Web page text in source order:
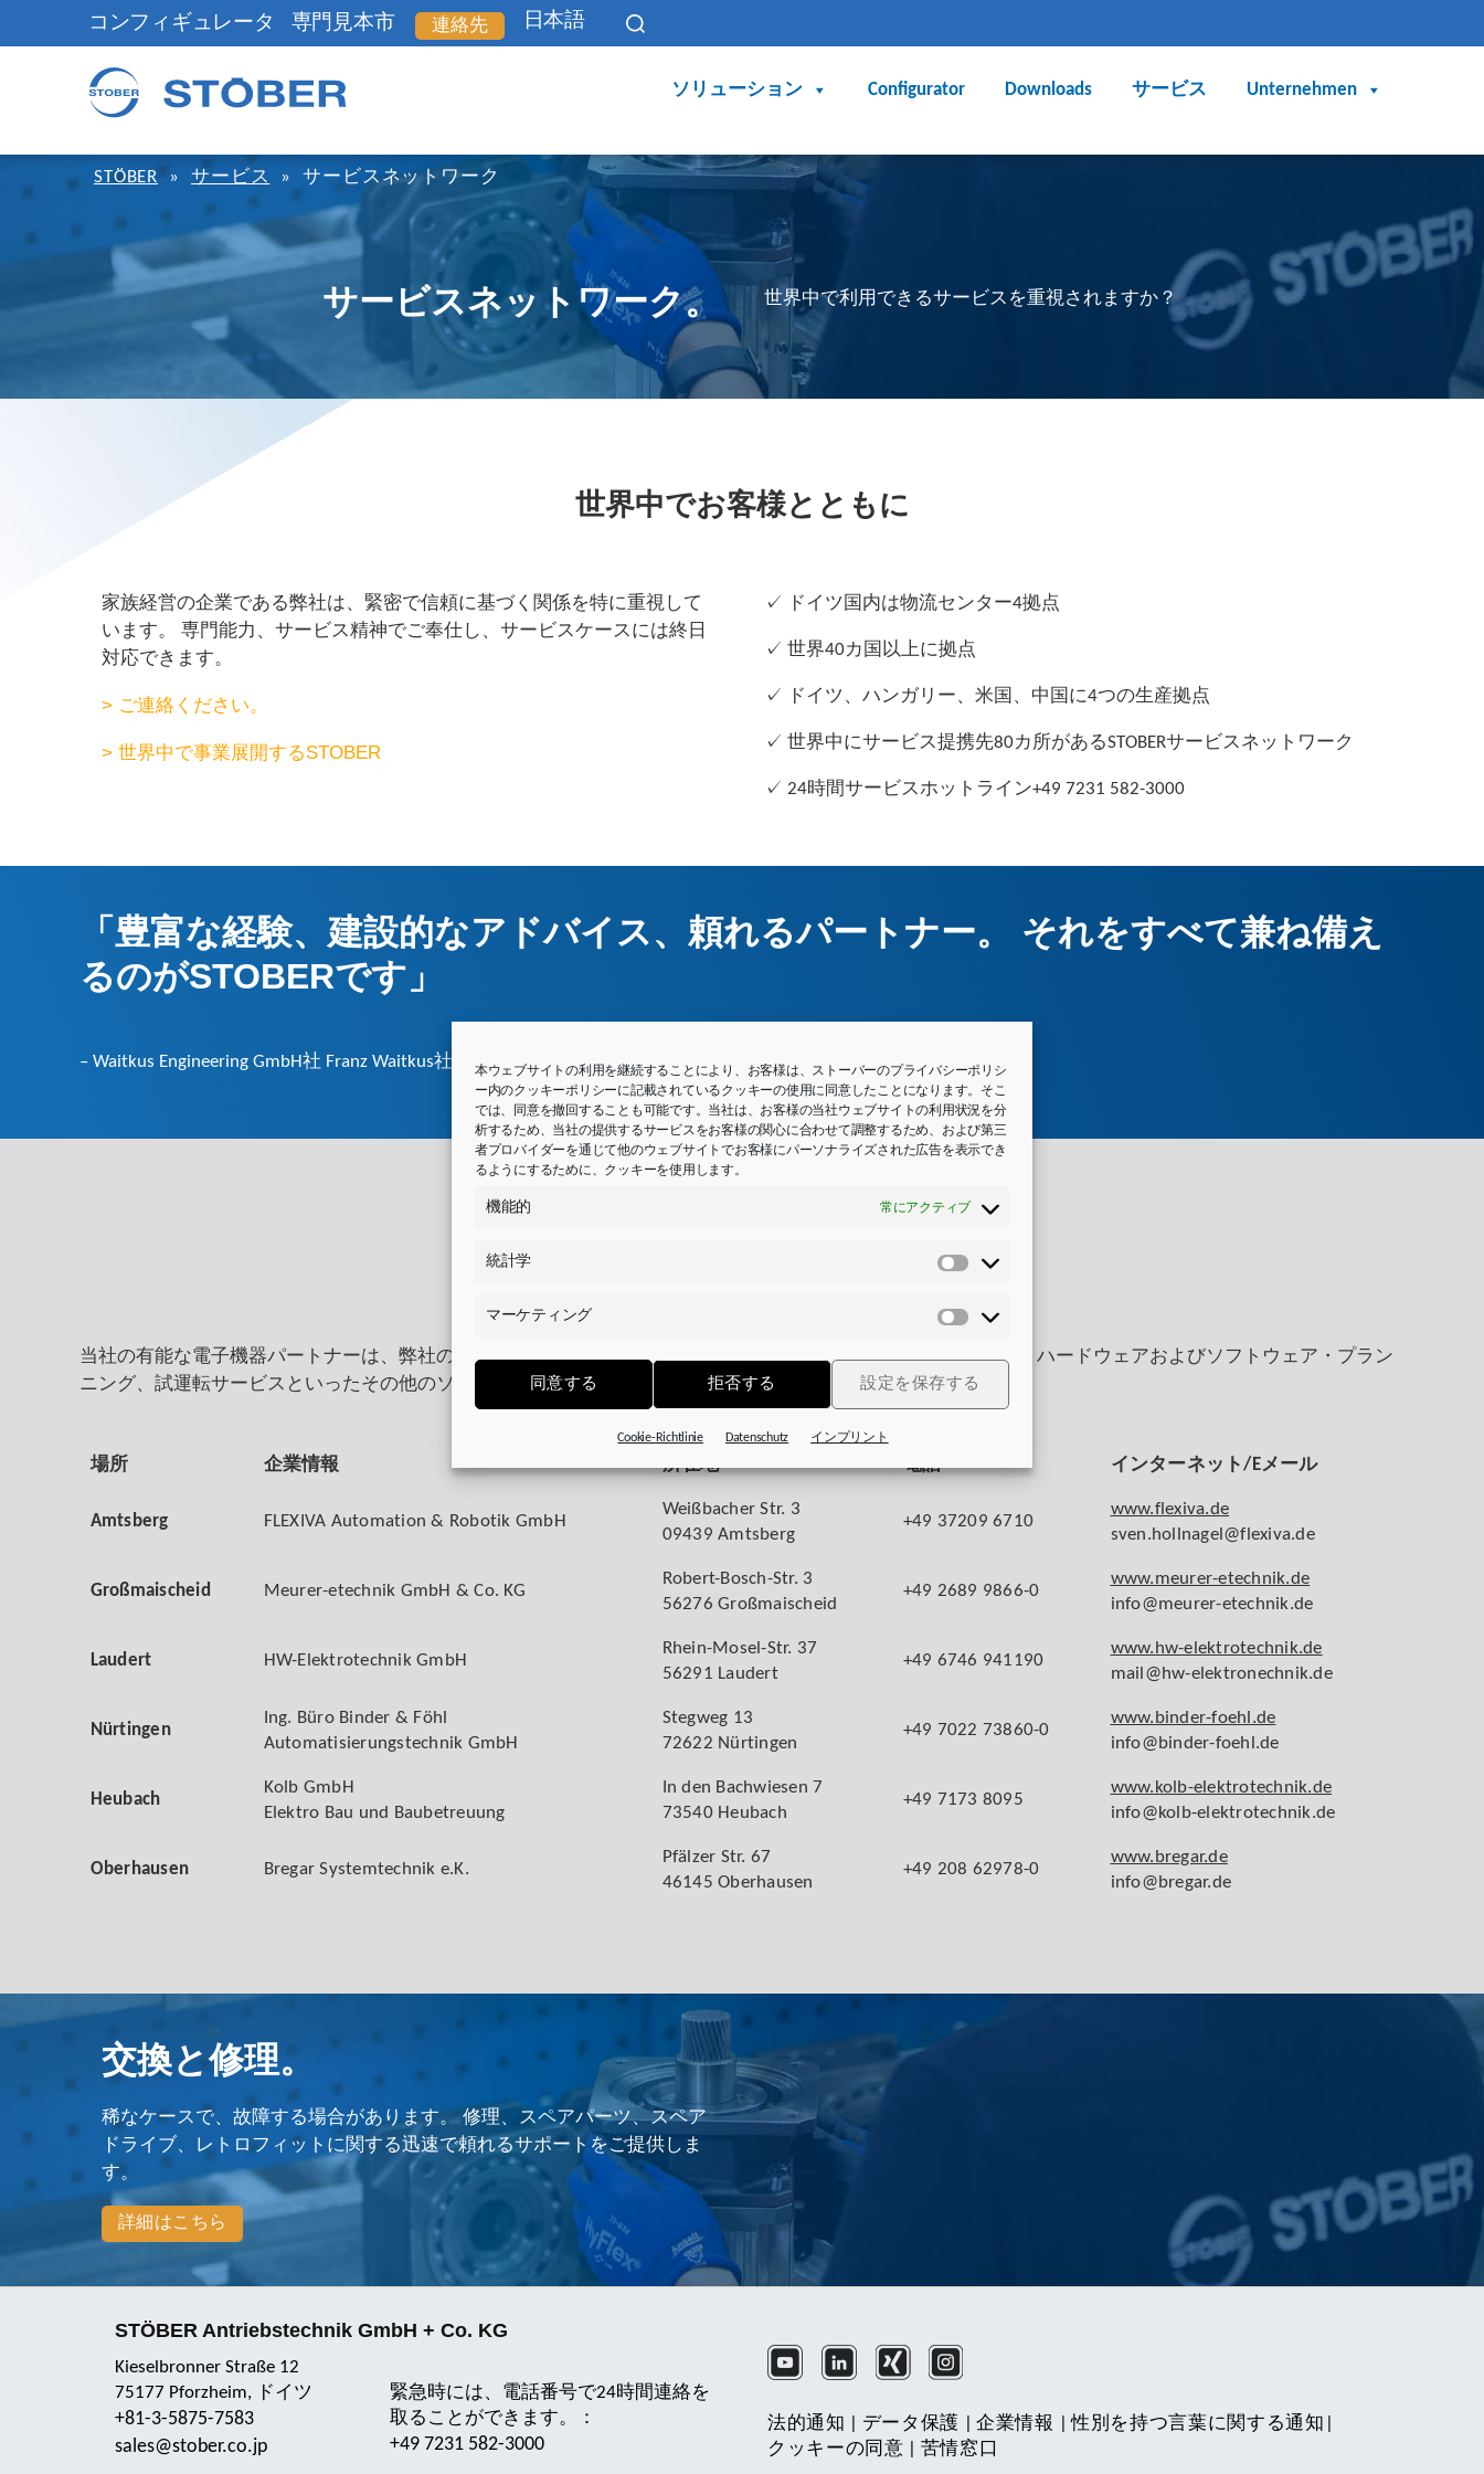
本ウェブサイトの利用を継続することにより、お客様は、ストーバーのプライバシーポリシ
ー内のクッキーポリシーに記載されているクッキーの使用に同意したことになります。そこ
では、同意を撤回することも可能です。当社は、お客様の当社ウェブサイトの利用状況を分
析するため、当社の提供するサービスをお客様の関心に合わせて調整するため、および第三
者プロバイダーを通じて他のウェブサイトでお客様にパーソナライズされた広告を表示でき
るようにするために、クッキーを使用します。
機能的 常にアクティブ
統計学
学
マーケティング
ケ
テ
グ
同意する 拒否する 設定を保存する
Cookie-Richtlinie Datenschutz インプリント
コンフィギュレータ 専門見本市 連絡先 日本語
ソリューション Configurator Downloads サービス Unternehmen
STÖBER » サービス » サービスネットワーク
サービスネットワーク。 世界中で利用できるサービスを重視されますか？
世界中でお客様とともに
家族経営の企業である弊社は、緊密で信頼に基づく関係を特に重視して
います。 専門能力、サービス精神でご奉仕し、サービスケースには終日
対応できます。
> ご連絡ください。
> 世界中で事業展開するSTOBER
✓ ドイツ国内は物流センター4拠点
✓ 世界40カ国以上に拠点
✓ ドイツ、ハンガリー、米国、中国に4つの生産拠点
✓ 世界中にサービス提携先80カ所があるSTOBERサービスネットワーク
✓ 24時間サービスホットライン+49 7231 582-3000
「豊富な経験、建設的なアドバイス、頼れるパートナー。 それをすべて兼ね備え
るのがSTOBERです」
– Waitkus Engineering GmbH社 Franz Waitkus社長
当社の有能な電子機器パートナーは、弊社の幅広い各種サービス提供を、制御キャビネットの構築、機の械設置、ハードウェアおよびソフトウェア・プラン
ニング、試運転サービスといったその他のソリューション提供で完璧なものにしています。
場所 企業情報 所在地 電話 インターネット/Eメール
Amtsberg FLEXIVA Automation & Robotik GmbH
Weißbacher Str. 3
09439 Amtsberg
+49 37209 6710
www.flexiva.de
sven.hollnagel@flexiva.de
Großmaischeid Meurer-etechnik GmbH & Co. KG
Robert-Bosch-Str. 3
56276 Großmaischeid
+49 2689 9866-0
www.meurer-etechnik.de
info@meurer-etechnik.de
Laudert HW-Elektrotechnik GmbH
Rhein-Mosel-Str. 37
56291 Laudert
+49 6746 941190
www.hw-elektrotechnik.de
mail@hw-elektronechnik.de
Nürtingen
Ing. Büro Binder & Föhl
Automatisierungstechnik GmbH
Stegweg 13
72622 Nürtingen
+49 7022 73860-0
www.binder-foehl.de
info@binder-foehl.de
Heubach
Kolb GmbH
Elektro Bau und Baubetreuung
In den Bachwiesen 7
73540 Heubach
+49 7173 8095
www.kolb-elektrotechnik.de
info@kolb-elektrotechnik.de
Oberhausen Bregar Systemtechnik e.K.
Pfälzer Str. 67
46145 Oberhausen
+49 208 62978-0
www.bregar.de
info@bregar.de
交換と修理。
稀なケースで、故障する場合があります。 修理、スペアパーツ、スペア
ドライブ、レトロフィットに関する迅速で頼れるサポートをご提供しま
す。
詳細はこちら
STÖBER Antriebstechnik GmbH + Co. KG
Kieselbronner Straße 12
75177 Pforzheim, ドイツ
+81-3-5875-7583
sales@stober.co.jp
緊急時には、電話番号で24時間連絡を
取ることができます。：
+49 7231 582-3000
法的通知 データ保護 |企業情報 |性別を持つ言葉に関する通知
クッキーの同意
苦情窓口